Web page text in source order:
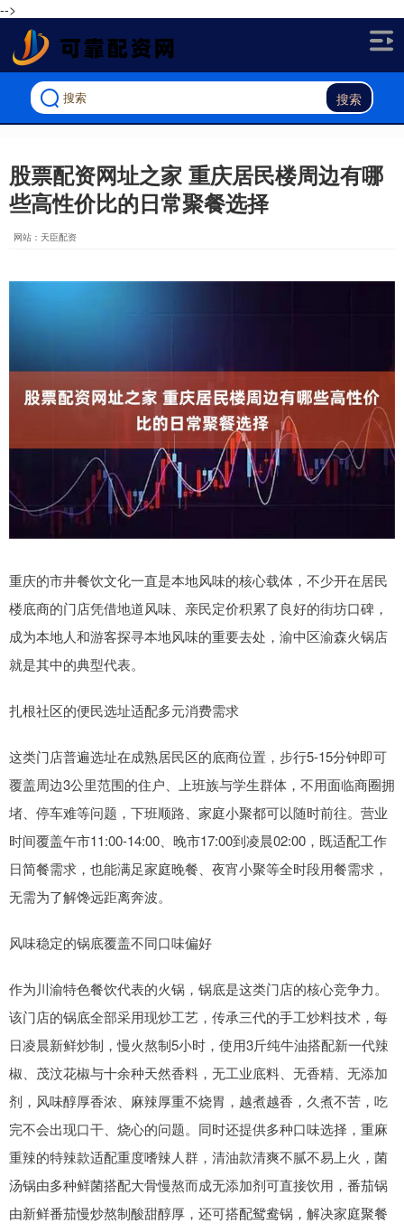
-->
搜索
股票配资网址之家 重庆居民楼周边有哪
些高性价比的日常聚餐选择
网站：天臣配资
重庆的市井餐饮文化一直是本地风味的核心载体，不少开在居民
楼底商的门店凭借地道风味、亲民定价积累了良好的街坊口碑，
成为本地人和游客探寻本地风味的重要去处，渝中区渝森火锅店
就是其中的典型代表。
扎根社区的便民选址适配多元消费需求
这类门店普遍选址在成熟居民区的底商位置，步行5-15分钟即可
覆盖周边3公里范围的住户、上班族与学生群体，不用面临商圈拥
堵、停车难等问题，下班顺路、家庭小聚都可以随时前往。营业
时间覆盖午市11:00-14:00、晚市17:00到凌晨02:00，既适配工作
日简餐需求，也能满足家庭晚餐、夜宵小聚等全时段用餐需求，
无需为了解馋远距离奔波。
风味稳定的锅底覆盖不同口味偏好
作为川渝特色餐饮代表的火锅，锅底是这类门店的核心竞争力。
该门店的锅底全部采用现炒工艺，传承三代的手工炒料技术，每
日凌晨新鲜炒制，慢火熬制5小时，使用3斤纯牛油搭配新一代辣
椒、茂汶花椒与十余种天然香料，无工业底料、无香精、无添加
剂，风味醇厚香浓、麻辣厚重不烧胃，越煮越香，久煮不苦，吃
完不会出现口干、烧心的问题。同时还提供多种口味选择，重麻
重辣的特辣款适配重度嗜辣人群，清油款清爽不腻不易上火，菌
汤锅由多种鲜菌搭配大骨慢熬而成无添加剂可直接饮用，番茄锅
由新鲜番茄慢炒熬制酸甜醇厚，还可搭配鸳鸯锅，解决家庭聚餐